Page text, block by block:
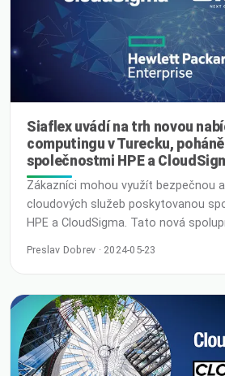
Siaflex uvádí na trh novou
computingu v Turecku,
společnostmi HPE a
Zákazníci mohou využít bezpečnou
cloudových služeb poskytovanou
HPE a CloudSigma. Tato nová
poskytování lokálních suverénních
května 2024 – Na konferenci
Conference Robert Jenkin, generální
CloudSigma, a …
Preslav Dobrev · 2024-05-23